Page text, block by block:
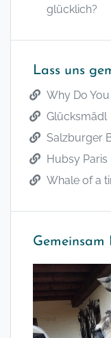
glücklich?
Lass uns
Why Do You
Glücksmädl
Salzburger
Hubsy Paris
Whale of a
Gemeinsam